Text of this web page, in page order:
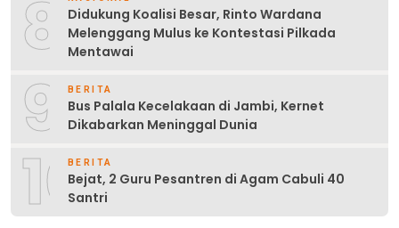
8
Didukung Koalisi Besar, Rinto Wardana
Melenggang Mulus ke Kontestasi Pilkada
Mentawai
9 BERITA
Bus Palala Kecelakaan di Jambi, Kernet
Dikabarkan Meninggal Dunia
10BERITA
Bejat, 2 Guru Pesantren di Agam Cabuli 40
Santri